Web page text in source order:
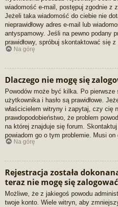
wiadomość e-mail, postępuj zgodnie z
Jeżeli taka wiadomość do ciebie nie
nieprawidłowy adres e-mail lub
antyspamowy. Jeśli na pewno podany
prawidłowy, spróbuj skontaktować się
Na górę
Dlaczego nie mogę się
Powodów może być kilka. Po
użytkownika i hasło są prawidłowe.
właścicielem witryny i zapytaj, czy cię
prawdopodobieństwo, że problem
na której znajduje się forum.
powiadom go o tym problemie. Musi on
Na górę
Rejestracja została
teraz nie mogę się
Możliwe, że z jakiegoś powodu
twoje konto. Wiele witryn, aby